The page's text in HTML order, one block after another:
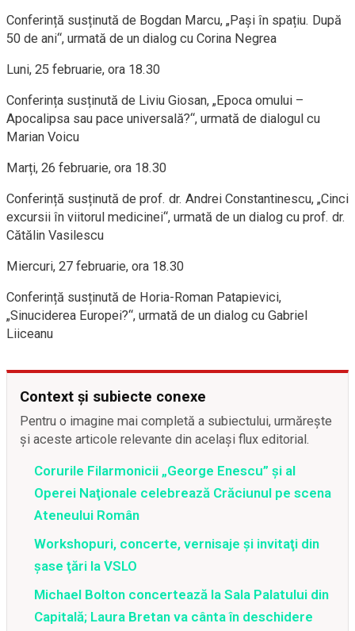
Conferință susținută de Bogdan Marcu, „Pași în spațiu. După
50 de ani“, urmată de un dialog cu Corina Negrea
Luni, 25 februarie, ora 18.30
Conferința susținută de Liviu Giosan, „Epoca omului –
Apocalipsa sau pace universală?“, urmată de dialogul cu
Marian Voicu
Marți, 26 februarie, ora 18.30
Conferință susținută de prof. dr. Andrei Constantinescu, „Cinci
excursii în viitorul medicinei“, urmată de un dialog cu prof. dr.
Cătălin Vasilescu
Miercuri, 27 februarie, ora 18.30
Conferință susținută de Horia-Roman Patapievici,
„Sinuciderea Europei?“, urmată de un dialog cu Gabriel
Liiceanu
Context și subiecte conexe
Pentru o imagine mai completă a subiectului, urmărește
și aceste articole relevante din același flux editorial.
Corurile Filarmonicii „George Enescu” şi al
Operei Naţionale celebrează Crăciunul pe scena
Ateneului Român
Workshopuri, concerte, vernisaje şi invitaţi din
şase ţări la VSLO
Michael Bolton concertează la Sala Palatului din
Capitală; Laura Bretan va cânta în deschidere